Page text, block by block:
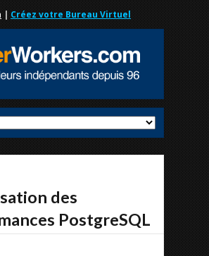
| Créez votre Bureau Virtuel
des
PostgreSQL